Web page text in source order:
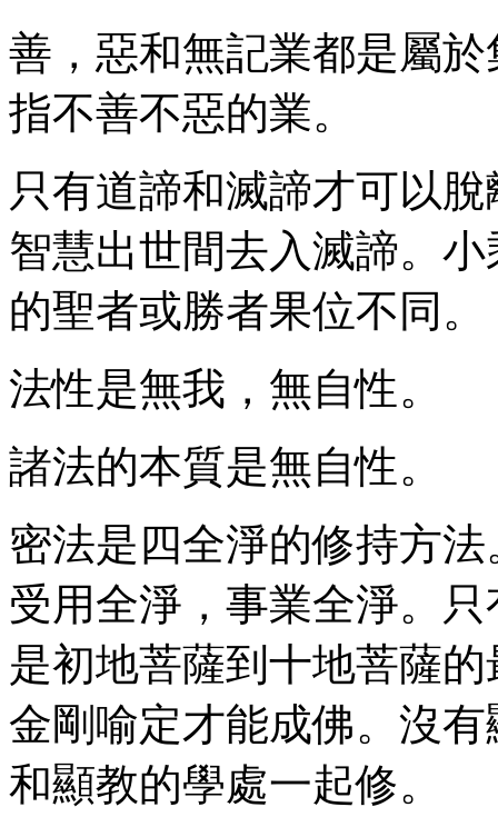
善，惡和無記業都是屬
指不善不​​惡的業。
只有道諦和滅諦才可以
智慧出世間去入滅諦。
的聖者或勝者果位不同。
法性是無我，無自性。
諸法的本質是無自性。
密法是四全淨的修持方
受用全淨，事業全淨。
是初地菩薩到十地菩薩
金剛喻定才能成佛。沒
和顯教的學處一起修。